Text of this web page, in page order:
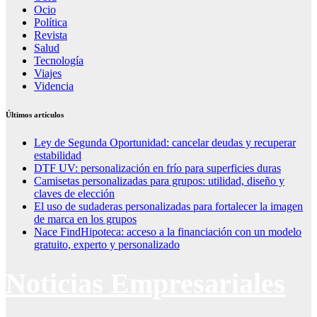
Ocio
Política
Revista
Salud
Tecnología
Viajes
Videncia
Últimos artículos
Ley de Segunda Oportunidad: cancelar deudas y recuperar
estabilidad
DTF UV: personalización en frío para superficies duras
Camisetas personalizadas para grupos: utilidad, diseño y
claves de elección
El uso de sudaderas personalizadas para fortalecer la imagen
de marca en los grupos
Nace FindHipoteca: acceso a la financiación con un modelo
gratuito, experto y personalizado